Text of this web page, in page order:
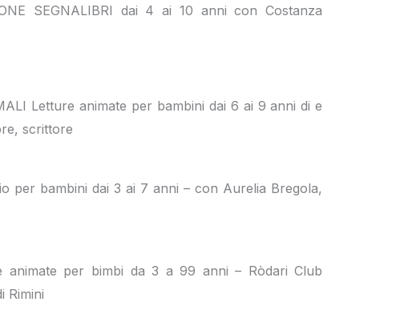
SEGNALIBRI dai 4 ai 10 anni con Costanza
Letture animate per bambini dai 6 ai 9 anni di e
scrittore
per bambini dai 3 ai 7 anni – con Aurelia Bregola,
animate per bimbi da 3 a 99 anni – Ròdari Club
Rimini